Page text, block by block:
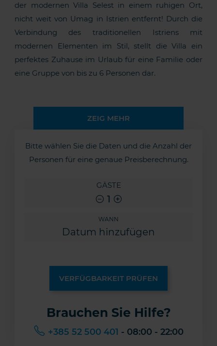
der modernen Villa Selest in einem ruhigen Ort,
nicht weit von Umag in Istrien entfernt! Durch die
Verbindung des traditionellen Istriens mit
modernen Elementen im Stil, stellt die Villa ein
perfektes Zuhause im Urlaub für eine Familie oder
eine Gruppe von bis zu 6 Personen dar.
ZEIG MEHR
Bitte wählen Sie die Daten und die Anzahl der
Personen für eine genaue Preisberechnung.
GÄSTE
1
WANN
VERFÜGBARKEIT PRÜFEN
Brauchen Sie Hilfe?
+385 52 500 401 - 08:00 - 22:00